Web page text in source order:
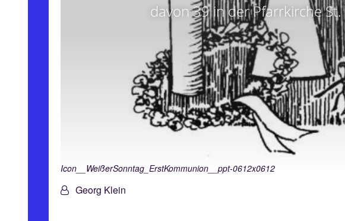
davon 39 in der Pfarrkirche
Icon__WeißerSonntag_ErstKommunion__ppt-0612x0612
Von:Georg Klein